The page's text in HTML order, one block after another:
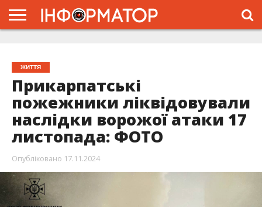
ЖИТТЯ
Прикарпатські
пожежники ліквідовували
наслідки ворожої атаки 17
листопада: ФОТО
Опубліковано 17.11.2024